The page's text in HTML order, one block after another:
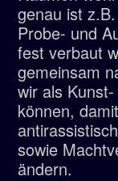
genau ist z.B.
Probe- und
fest verbaut
gemeinsam
wir als
können,
sowie
ändern.